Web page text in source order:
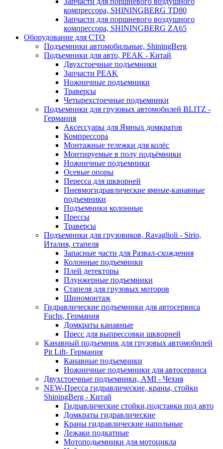
компрессора, SHININGBERG TD80
Запчасти для поршневого воздушного
компрессора, SHININGBERG ZA65
Оборудование для СТО
Подъемники автомобильные, ShiningBerg
Подъемники для авто, PEAK - Китай
Двухстоечные подъемники
Запчасти PEAK
Ножничные подъемники
Траверсы
Четырехстоечные подъемники
Подъемники для грузовых автомобилей BLITZ -
Германия
Аксессуары для Ямных домкратов
Компрессора
Монтажные тележки для колёс
Монтируемые в полу подъёмники
Ножничные подъемники
Осевые опоры
Пересса для шкворней
Пневмогидравлические ямные-канавные
подъемники
Подъемники колонные
Прессы
Траверсы
Подъемники для грузовиков, Ravaglioli - Sirio,
Италия, стапеля
Запасные части для Развал-схождения
Колонные подъемники
Плей детекторы
Плунжерные подъемники
Стапеля для грузовых моторов
Шиномонтаж
Гидравлические подъемники для автосервиса
Fuchs, Германия
Домкраты канавные
Пресс для выпрессовки шкворней
Канавный подъемник для грузовых автомобилей
Pit Lift- Германия
Канавные подъемники
Ножничные подъемники для автосервиса
Двухстоечные подъемники, АМІ - Чехия
NEW-Пресса гидравлические, краны, стойки
ShiningBerg - Китай
Гидравлические стойки,подставки под авто
Домкраты гидравлические
Краны гидравлические напольные
Лежаки подкатные
Мотоподьемники для мотоцикла